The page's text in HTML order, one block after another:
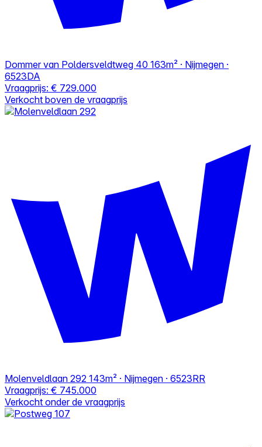
Dommer van Poldersveldtweg 40 163m² · Nijmegen ·
6523DA
Vraagprijs: € 729.000
Verkocht boven de vraagprijs
Molenveldlaan 292 143m² · Nijmegen · 6523RR
Vraagprijs: € 745.000
Verkocht onder de vraagprijs